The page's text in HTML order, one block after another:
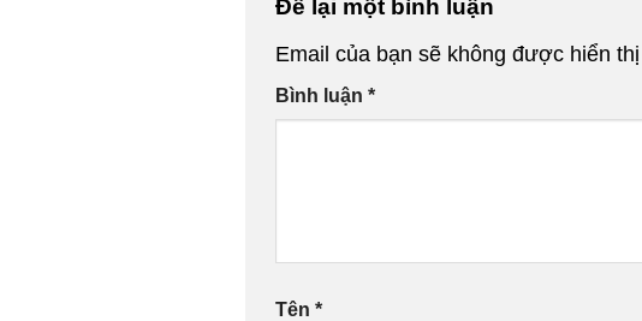
Để lại một bình luận
Email của bạn sẽ không được hiển
Bình luận *
Tên *